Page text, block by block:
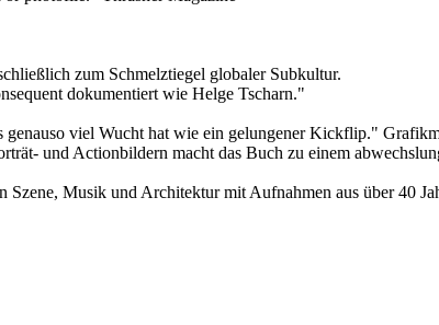
zum Schmelztiegel globaler Subkultur.
dokumentiert wie Helge Tscharn."
viel Wucht hat wie ein gelungener Kickflip."
und Actionbildern macht das Buch zu einem
Szene, Musik und Architektur mit Aufnahmen aus über 40